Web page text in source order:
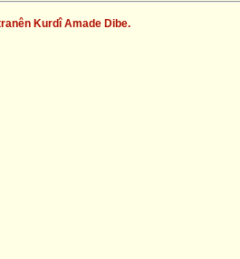
Kurdî Amade Dibe.